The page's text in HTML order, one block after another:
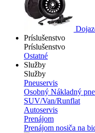
Príslušenstvo
Príslušenstvo
Ostatné
Služby
Služby
Pneuservis
Osobný Nákladný
SUV/Van/Runflat
Autoservis
Prenájom
Prenájom nosiča na